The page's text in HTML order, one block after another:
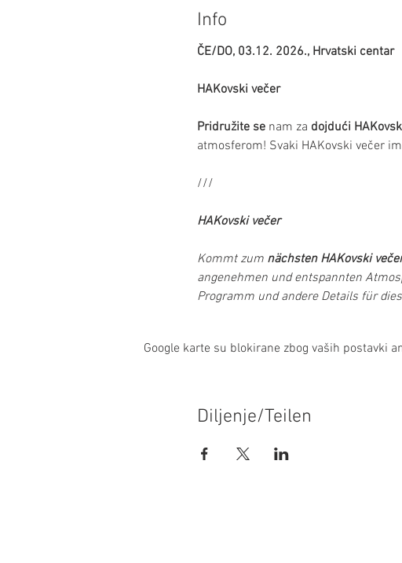
Info
ČE/DO, 03.12. 2026., Hrvatski centar
HAKovski večer
Pridružite se nam za dojdući
atmosferom! Svaki HAKovski večer
///
HAKovski večer
Kommt zum nächsten HAKovski
angenehmen und entspannten
Programm und andere Details für
Google karte su blokirane zbog vaših postavki
Diljenje/Teilen